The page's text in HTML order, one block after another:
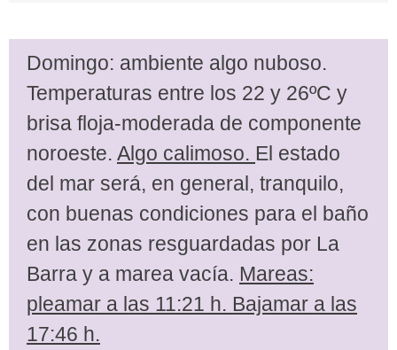
Domingo: ambiente algo nuboso.
Temperaturas entre los 22 y 26ºC y
brisa floja-moderada de componente
noroeste. Algo calimoso. El estado
del mar será, en general, tranquilo,
con buenas condiciones para el baño
en las zonas resguardadas por La
Barra y a marea vacía. Mareas:
pleamar a las 11:21 h. Bajamar a las
17:46 h.